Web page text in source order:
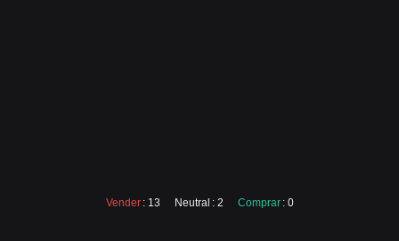
Vender : 13 Neutral : 2 Comprar : 0